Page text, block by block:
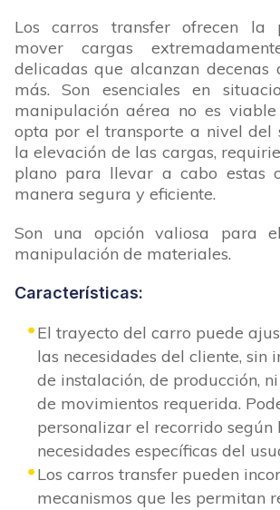
Los carros transfer ofrecen la
mover cargas
delicadas que alcanzan decenas
más. Son esenciales en
manipulación aérea no es
opta por el transporte a nivel del
la elevación de las cargas,
plano para llevar a cabo estas
manera segura y eficiente.
Son una opción valiosa para
manipulación de materiales.
Características:
El trayecto del carro puede
las necesidades del cliente, sin
de instalación, de producción,
de movimientos requerida.
personalizar el recorrido según
necesidades específicas del
Los carros transfer pueden
mecanismos que les permitan